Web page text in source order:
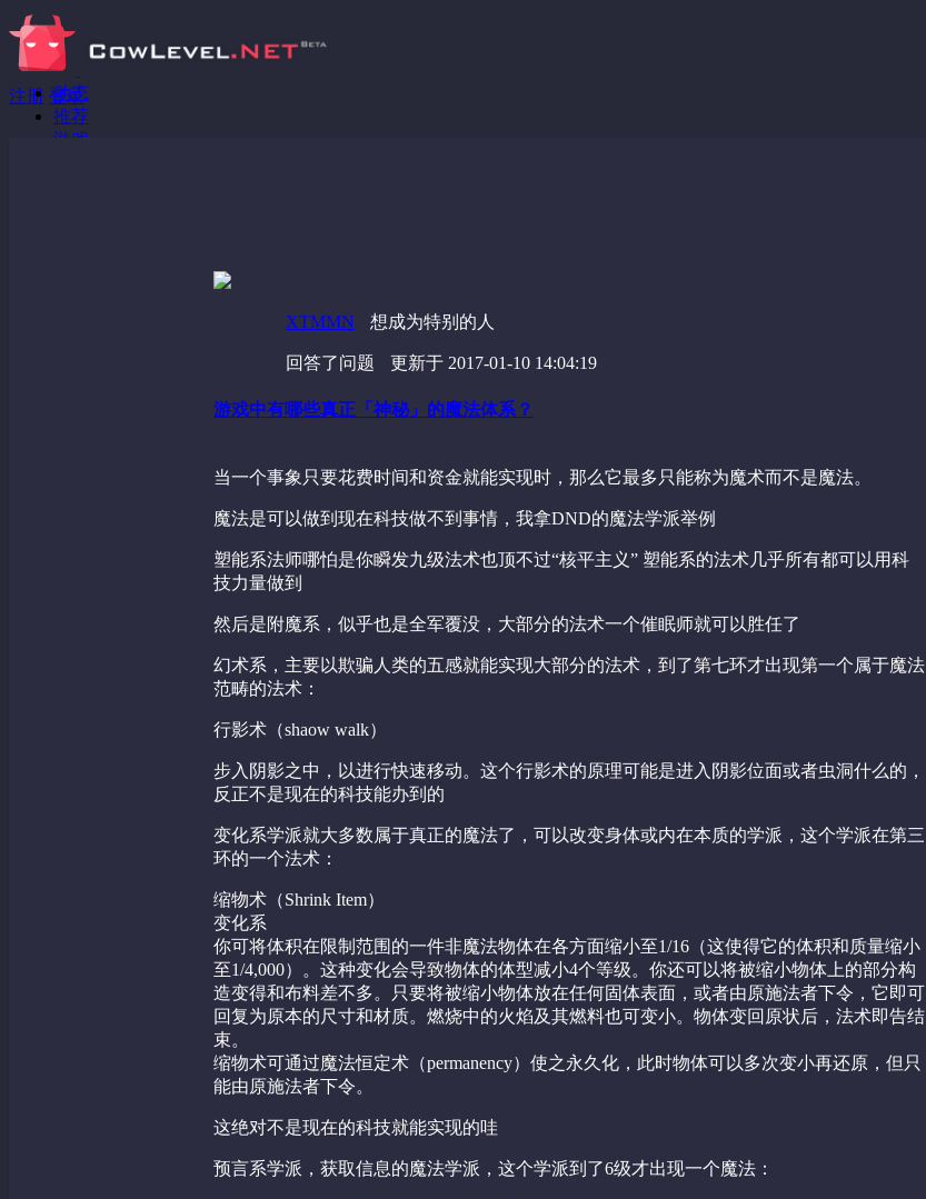
注册 登录
动态
推荐
游戏
XTMMN 想成为特别的人
回答了问题 更新于 2017-01-10 14:04:19
游戏中有哪些真正「神秘」的魔法体系？
当一个事象只要花费时间和资金就能实现时，那么它最多只能称为魔术而不是魔法。
魔法是可以做到现在科技做不到事情，我拿DND的魔法学派举例
塑能系法师哪怕是你瞬发九级法术也顶不过“核平主义” 塑能系的法术几乎所有都可以用科
技力量做到
然后是附魔系，似乎也是全军覆没，大部分的法术一个催眠师就可以胜任了
幻术系，主要以欺骗人类的五感就能实现大部分的法术，到了第七环才出现第一个属于魔法
范畴的法术：
行影术（shaow walk）
步入阴影之中，以进行快速移动。这个行影术的原理可能是进入阴影位面或者虫洞什么的，
反正不是现在的科技能办到的
变化系学派就大多数属于真正的魔法了，可以改变身体或内在本质的学派，这个学派在第三
环的一个法术：
缩物术（Shrink Item）
变化系
你可将体积在限制范围的一件非魔法物体在各方面缩小至1/16（这使得它的体积和质量缩小
至1/4,000）。这种变化会导致物体的体型减小4个等级。你还可以将被缩小物体上的部分构
造变得和布料差不多。只要将被缩小物体放在任何固体表面，或者由原施法者下令，它即可
回复为原本的尺寸和材质。燃烧中的火焰及其燃料也可变小。物体变回原状后，法术即告结
束。
缩物术可通过魔法恒定术（permanency）使之永久化，此时物体可以多次变小再还原，但只
能由原施法者下令。
这绝对不是现在的科技就能实现的哇
预言系学派，获取信息的魔法学派，这个学派到了6级才出现一个魔法：